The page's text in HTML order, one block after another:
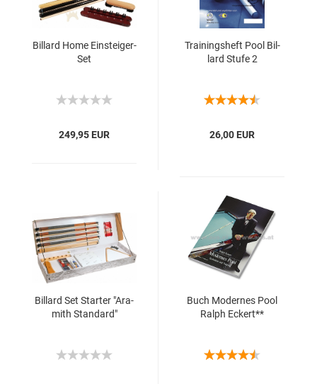
Bil­lard Home Einsteiger-​​
Set
249,95 EUR
Trai­nings­heft Pool Bil­
lard Stufe 2
26,00 EUR
Bil­lard Set Star­ter "Ara­
mith Stan­dard"
Buch Mo­der­nes Pool
Ralph Eckert**